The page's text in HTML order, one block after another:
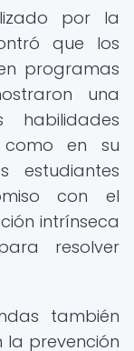
por la
que los
programas
una
habilidades
como en su
estudiantes
con el
intrínseca
resolver
también
prevención